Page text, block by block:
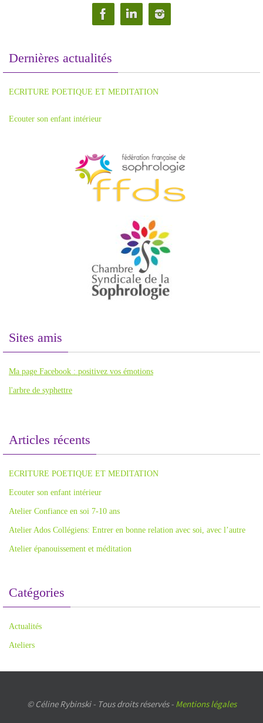
Dernières actualités
ECRITURE POETIQUE ET MEDITATION
Ecouter son enfant intérieur
Sites amis
Ma page Facebook : positivez vos émotions
l'arbre de syphettre
Articles récents
ECRITURE POETIQUE ET MEDITATION
Ecouter son enfant intérieur
Atelier Confiance en soi 7-10 ans
Atelier Ados Collégiens: Entrer en bonne relation avec soi, avec l’autre
Atelier épanouissement et méditation
Catégories
Actualités
Ateliers
© Céline Rybinski - Tous droits réservés - Mentions légales